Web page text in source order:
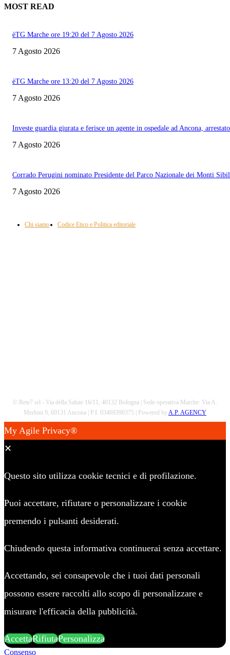
MOST READ
èTG Marche ore 19:20 del 7 Agosto 2026
7 Agosto 2026
èTG Marche ore 13:20 del 7 Agosto 2026
7 Agosto 2026
Investe guardia giurata e ferisce un agente in ospedale ad Ancona, arrestato
7 Agosto 2026
Corrado Perugini nominato Presidente del Parco Nazionale dei Monti
7 Agosto 2026
Chi siamo Codice Etico e Politica editoriale
© Rete7 srl - Via della Salute 16/11, 40132 Bologna | Sede operativa Marche: Via A.
Merloni 9, 60131 Ancona | P.I. 03469390375 | Powered by A.P. AGENCY
My Agile Privacy®
✕
Questo sito utilizza cookie tecnici e di profilazione.
Puoi accettare, rifiutare o personalizzare i cookie
premendo i pulsanti desiderati.
Chiudendo questa informativa continuerai senza accettare.
Accettando, sei consapevole che i tuoi dati personali
possono essere raccolti allo scopo di personalizzare e
misurare l'efficacia della pubblicità.
AccettaRifiutaPersonalizza
Consenso